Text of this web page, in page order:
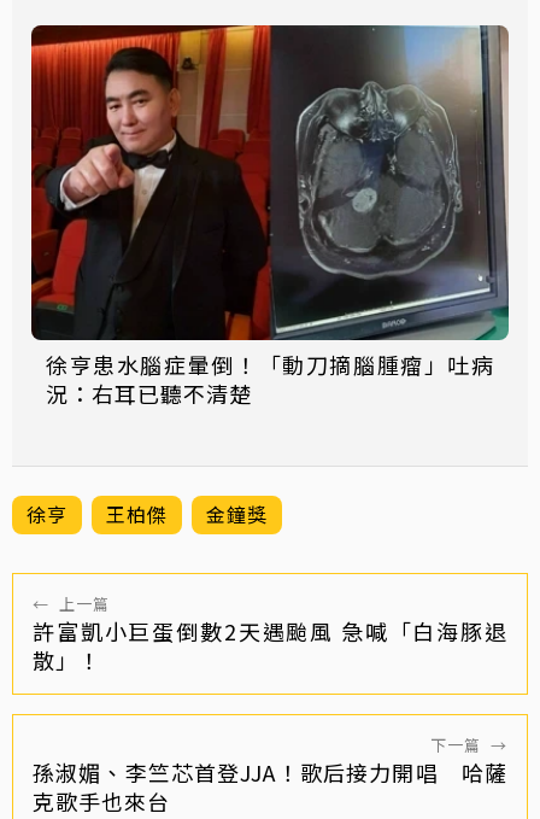
徐亨患水腦症暈倒！「動刀摘腦腫瘤」吐病
況：右耳已聽不清楚
徐亨 王柏傑 金鐘獎
← 上一篇
許富凱小巨蛋倒數2天遇颱風 急喊「白海豚退
散」！
下一篇 →
孫淑媚、李竺芯首登JJA！歌后接力開唱 哈薩
克歌手也來台